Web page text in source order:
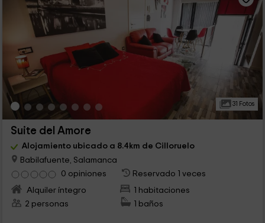
31 Fotos
Suite del Amore
Alojamiento ubicado a 8.4km de Cilloruelo
Babilafuente, Salamanca
0 opiniones
Reservado 1 veces
Alquiler íntegro
1 habitaciones
2 personas
1 baños